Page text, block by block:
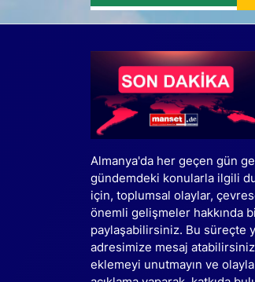
Almanya'da her geçen gün
gündemdeki konularla ilgili
için, toplumsal olaylar,
önemli gelişmeler hakkında
paylaşabilirsiniz. Bu süreçte
adresimize mesaj
eklemeyi unutmayın ve